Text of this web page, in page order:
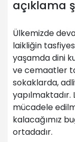
açıklama
Ülkemizde
laikliğin
yaşamda dini
ve cemaatler
sokaklarda,
yapılmaktadır.
mücadele
kalacağımız
ortadadır.